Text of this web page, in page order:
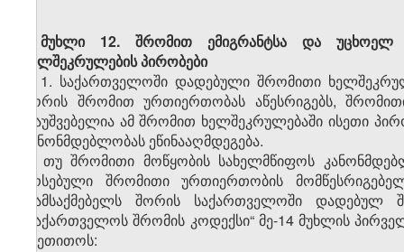
მუხლი 12. შრომით ემიგრანტსა და უცხოელ
ხელშეკრულების პირობები
1. საქართველოში დადებული შრომითი
შორის შრომით ურთიერთობას აწესრიგებს,
დაუშვებელია ამ შრომით ხელშეკრულებაში ისეთი
კანონმდებლობას ეწინააღმდეგება.
2. თუ შრომითი მოწყობის სახელმწიფოს
არსებული შრომითი ურთიერთობის
დამსაქმებელს შორის საქართველოში
„საქართველოს შრომის კოდექსი“ მე-14 მუხლის
მიეთითოს: